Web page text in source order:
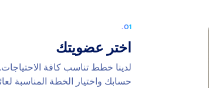
اختر عضويتك
لدينا خطط تناسب كافة
حسابك واختيار الخطة المناسبة